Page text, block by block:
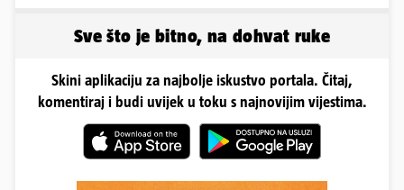
Sve što je bitno, na dohvat ruke
Skini aplikaciju za najbolje iskustvo portala. Čitaj,
komentiraj i budi uvijek u toku s najnovijim vijestima.